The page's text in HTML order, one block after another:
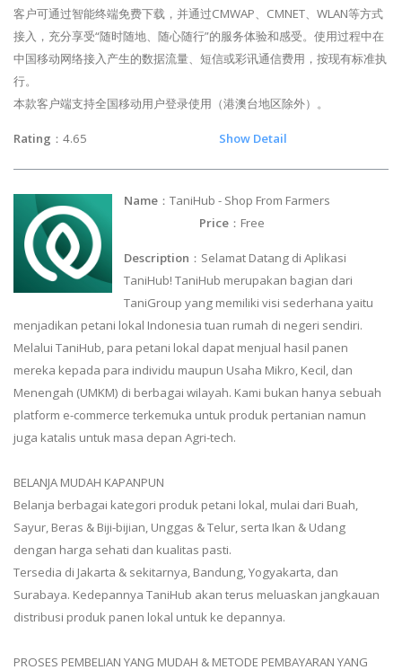
客户可通过智能终端免费下载，并通过CMWAP、CMNET、WLAN等方式
接入，充分享受“随时随地、随心随行”的服务体验和感受。使用过程中在
中国移动网络接入产生的数据流量、短信或彩讯通信费用，按现有标准执
行。
本款客户端支持全国移动用户登录使用（港澳台地区除外）。
Rating ：4.65 Show Detail
Name ：TaniHub - Shop From Farmers
Price ：Free
Description ：Selamat Datang di Aplikasi
TaniHub! TaniHub merupakan bagian dari
TaniGroup yang memiliki visi sederhana yaitu
menjadikan petani lokal Indonesia tuan rumah di negeri sendiri.
Melalui TaniHub, para petani lokal dapat menjual hasil panen
mereka kepada para individu maupun Usaha Mikro, Kecil, dan
Menengah (UMKM) di berbagai wilayah. Kami bukan hanya sebuah
platform e-commerce terkemuka untuk produk pertanian namun
juga katalis untuk masa depan Agri-tech.
BELANJA MUDAH KAPANPUN
Belanja berbagai kategori produk petani lokal, mulai dari Buah,
Sayur, Beras & Biji-bijian, Unggas & Telur, serta Ikan & Udang
dengan harga sehati dan kualitas pasti.
Tersedia di Jakarta & sekitarnya, Bandung, Yogyakarta, dan
Surabaya. Kedepannya TaniHub akan terus meluaskan jangkauan
distribusi produk panen lokal untuk ke depannya.
PROSES PEMBELIAN YANG MUDAH & METODE PEMBAYARAN YANG